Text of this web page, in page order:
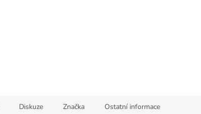
Diskuze Značka Ostatní informace